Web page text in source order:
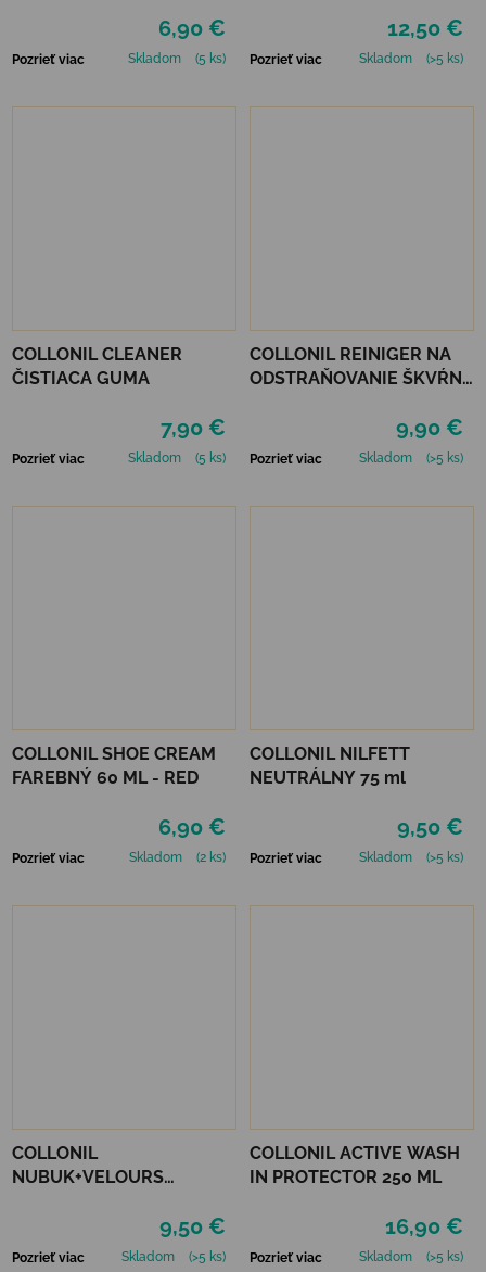
6,90 €
Pozrieť viac Skladom (5 ks)
12,50 €
Pozrieť viac Skladom (>5 ks)
COLLONIL CLEANER
ČISTIACA GUMA
7,90 €
Pozrieť viac Skladom (5 ks)
COLLONIL REINIGER NA
ODSTRAŇOVANIE ŠKVŔN
9,90 €
Pozrieť viac Skladom (>5 ks)
COLLONIL SHOE CREAM
FAREBNÝ 60 ML - RED
6,90 €
Pozrieť viac Skladom (2 ks)
COLLONIL NILFETT
NEUTRÁLNY 75 ml
9,50 €
Pozrieť viac Skladom (>5 ks)
COLLONIL
NUBUK+VELOURS
9,50 €
Pozrieť viac Skladom (>5 ks)
COLLONIL ACTIVE WASH
IN PROTECTOR 250 ML
16,90 €
Pozrieť viac Skladom (>5 ks)